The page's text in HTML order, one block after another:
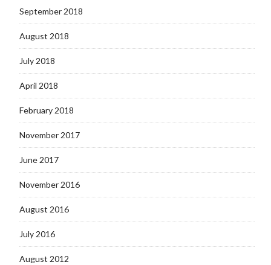
September 2018
August 2018
July 2018
April 2018
February 2018
November 2017
June 2017
November 2016
August 2016
July 2016
August 2012